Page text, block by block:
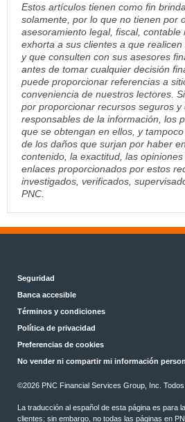
Estos artículos tienen como fin
solamente, por lo que no tienen por
asesoramiento legal, fiscal, contable
exhorta a sus clientes a que
y que consulten con sus asesores
antes de tomar cualquier decisión
puede proporcionar referencias a
conveniencia de nuestros lectores.
por proporcionar recursos seguros
responsables de la información, los
que se obtengan en ellos, y
de los daños que surjan por haber
contenido, la exactitud, las
enlaces proporcionados por estos
investigados, verificados,
PNC.
Seguridad
Banca accesible
Términos y condiciones
Política de privacidad
Preferencias de cookies
No vender ni compartir mi información
©2026 PNC Financial Services Group, Inc.
La traducción al español de esta página es para
clientes; sin embargo, no todas las páginas en